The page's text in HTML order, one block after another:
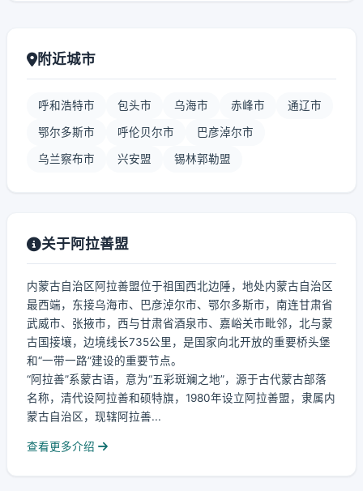
附近城市
呼和浩特市 包头市 乌海市 赤峰市 通辽市
鄂尔多斯市 呼伦贝尔市 巴彦淖尔市
乌兰察布市 兴安盟 锡林郭勒盟
关于阿拉善盟
内蒙古自治区阿拉善盟位于祖国西北边陲，地处内蒙古自治区
最西端，东接乌海市、巴彦淖尔市、鄂尔多斯市，南连甘肃省
武威市、张掖市，西与甘肃省酒泉市、嘉峪关市毗邻，北与蒙
古国接壤，边境线长735公里，是国家向北开放的重要桥头堡
和“一带一路”建设的重要节点。
“阿拉善”系蒙古语，意为“五彩斑斓之地”，源于古代蒙古部落
名称，清代设阿拉善和硕特旗，1980年设立阿拉善盟，隶属内
蒙古自治区，现辖阿拉善...
查看更多介绍